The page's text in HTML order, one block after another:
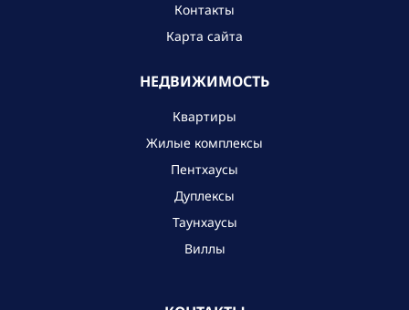
Контакты
Карта сайта
НЕДВИЖИМОСТЬ
Квартиры
Жилые комплексы
Пентхаусы
Дуплексы
Таунхаусы
Виллы